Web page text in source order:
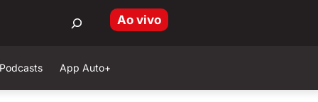
Ao vivo
Podcasts App Auto+